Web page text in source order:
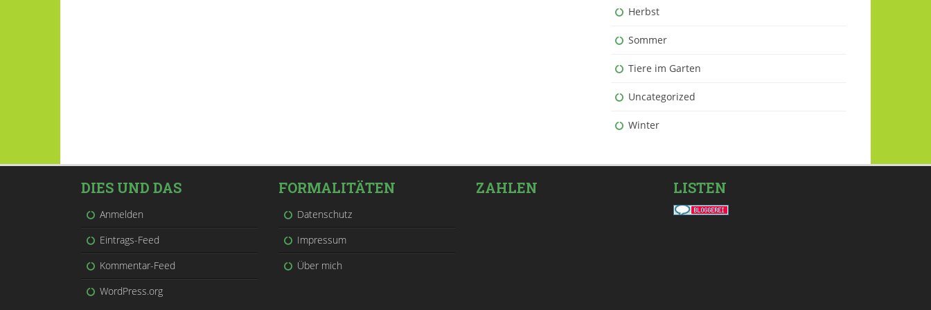
Herbst
Sommer
Tiere im Garten
Uncategorized
Winter
DIES UND DAS
Anmelden
Eintrags-Feed
Kommentar-Feed
WordPress.org
FORMALITÄTEN
Datenschutz
Impressum
Über mich
ZAHLEN LISTEN